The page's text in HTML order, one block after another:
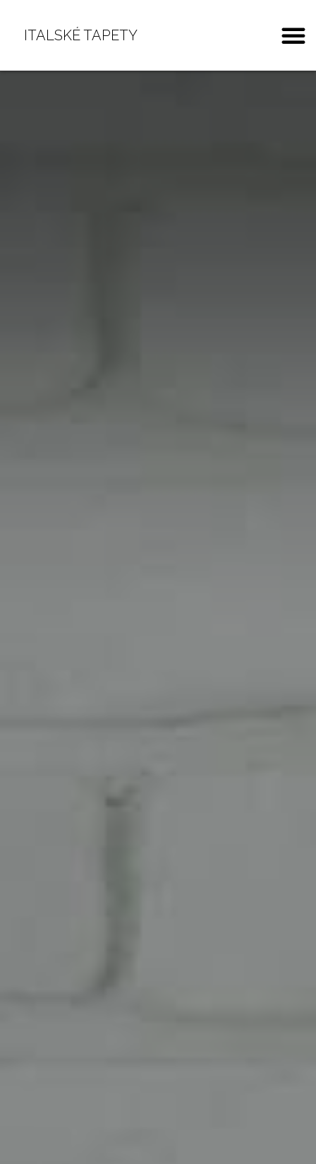
ITALSKÉ TAPETY